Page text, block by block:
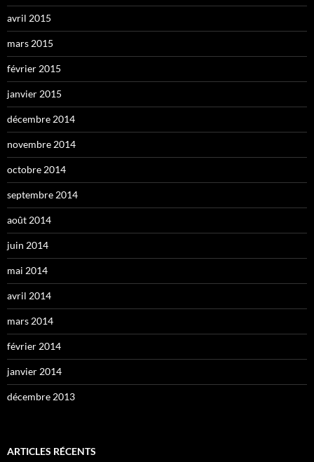
avril 2015
mars 2015
février 2015
janvier 2015
décembre 2014
novembre 2014
octobre 2014
septembre 2014
août 2014
juin 2014
mai 2014
avril 2014
mars 2014
février 2014
janvier 2014
décembre 2013
ARTICLES RÉCENTS